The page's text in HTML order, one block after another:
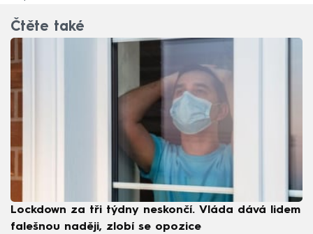
Čtěte také
Lockdown za tři týdny neskončí. Vláda dává lidem
falešnou naději, zlobí se opozice